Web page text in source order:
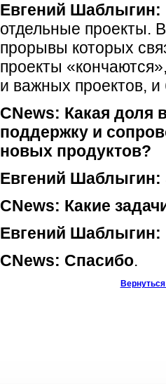
Евгений Шаблыгин:
отдельные проекты.
прорывы которых
проекты
и важных проектов, и
CNews: Какая доля
поддержку и
новых продуктов?
Евгений Шаблыгин:
CNews: Какие
Евгений Шаблыгин:
CNews: Спасибо.